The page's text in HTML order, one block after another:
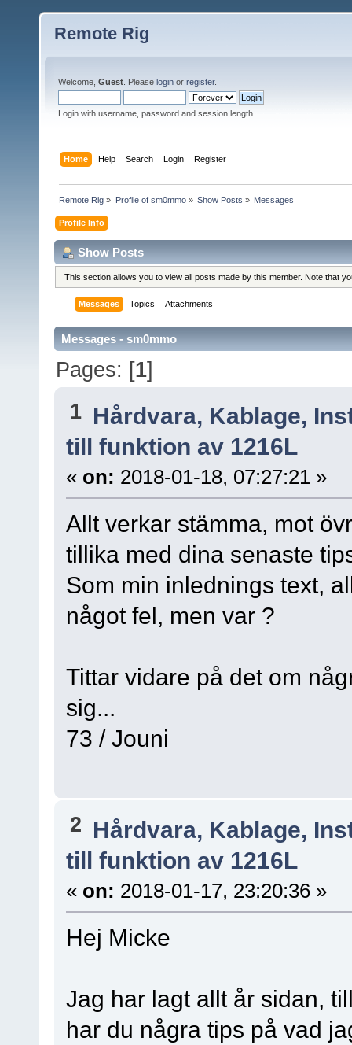
Remote Rig
Welcome, Guest . Please login or register.
Login with username, password and session length
Home Help Search Login Register
Remote Rig » Profile of sm0mmo» Show Posts » Messages
Profile Info
Show Posts
This section allows you to view all posts made by this member. Note that
Messages Topics Attachments
Messages - sm0mmo
Pages: [1]
1 Hårdvara, Kablage,
till funktion av 1216L
« on: 2018-01-18, 07:27:21 »
Allt verkar stämma, mot
tillika med dina senaste
Som min inlednings text,
något fel, men var ?
Tittar vidare på det om
sig...
73 / Jouni
2 Hårdvara, Kablage,
till funktion av 1216L
« on: 2018-01-17, 23:20:36 »
Hej Micke
Jag har lagt allt år sidan,
har du några tips på vad